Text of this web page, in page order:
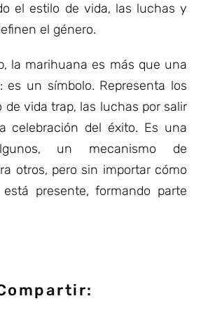
el estilo de vida, las luchas y
el género.
la marihuana es más que una
es un símbolo. Representa los
de vida trap, las luchas por salir
celebración del éxito. Es una
un mecanismo de
otros, pero sin importar cómo
presente, formando parte